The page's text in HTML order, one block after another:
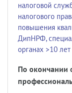
налоговой
налогового
повышения
ДипНРФ,
органах >10 лет
По окончании